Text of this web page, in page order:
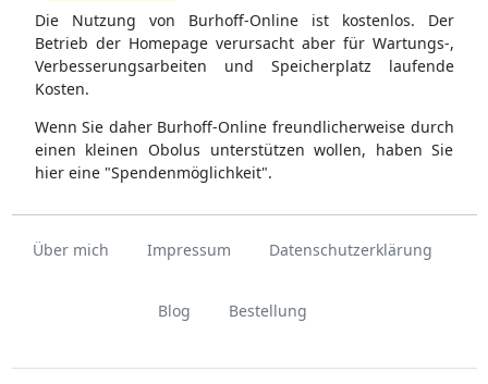
Die Nutzung von Burhoff-Online ist kostenlos. Der
Betrieb der Homepage verursacht aber für Wartungs-,
Verbesserungsarbeiten und Speicherplatz laufende
Kosten.
Wenn Sie daher Burhoff-Online freundlicherweise durch
einen kleinen Obolus unterstützen wollen, haben Sie
hier eine "Spendenmöglichkeit".
Über mich Impressum Datenschutzerklärung
Blog Bestellung